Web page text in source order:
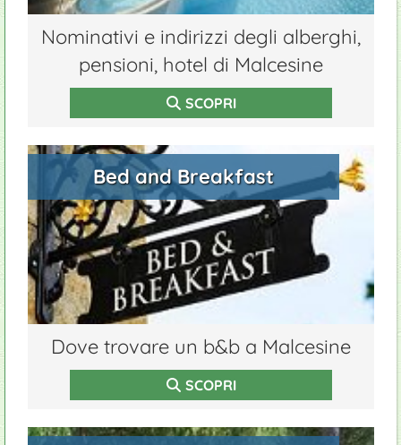
Nominativi e indirizzi degli alberghi,
pensioni, hotel di Malcesine
SCOPRI
Bed and Breakfast
Dove trovare un b&b a Malcesine
SCOPRI